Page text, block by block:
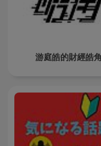
游庭皓的財經皓角